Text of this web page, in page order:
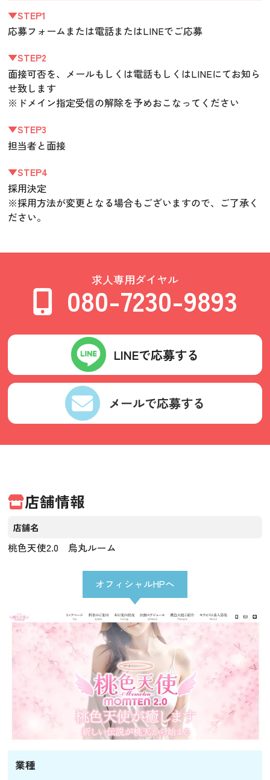
▼STEP1
応募フォームまたは電話またはLINEでご応募
▼STEP2
面接可否を、メールもしくは電話もしくはLINEにてお知ら
せ致します
※ドメイン指定受信の解除を予めおこなってください
▼STEP3
担当者と面接
▼STEP4
採用決定
※採用方法が変更となる場合もございますので、ご了承く
ださい。
求人専用ダイヤル
080-7230-9893
LINEで応募する
メールで応募する
店舗情報
店舗名
桃色天使2.0 烏丸ルーム
業種
オフィシャルHPへ